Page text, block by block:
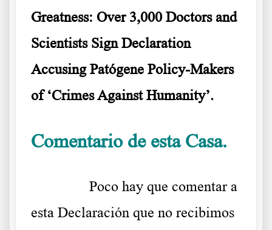
Greatness: Over 3,000 Doctors and
Scientists Sign Declaration
Accusing Patógene Policy-Makers
of ‘Crimes Against Humanity’.
Comentario de esta Casa.
Poco hay que comentar a
esta Declaración que no recibimos